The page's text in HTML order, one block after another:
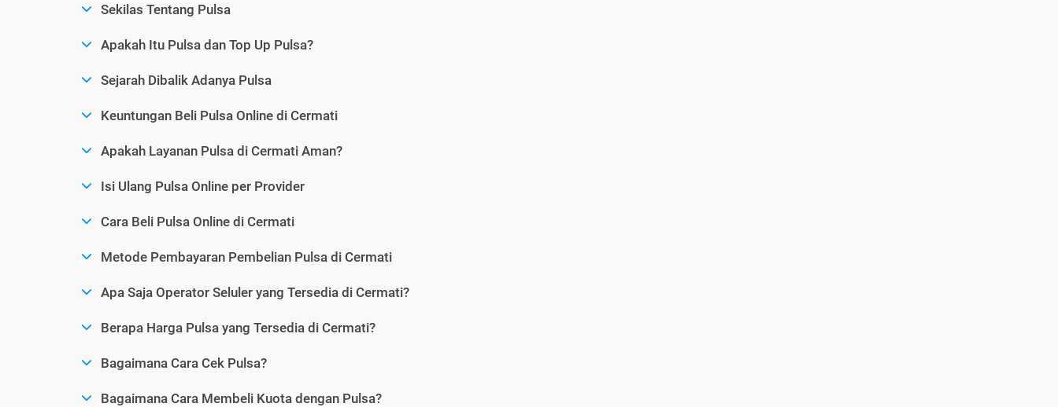
Sekilas Tentang Pulsa
Apakah Itu Pulsa dan Top Up Pulsa?
Sejarah Dibalik Adanya Pulsa
Keuntungan Beli Pulsa Online di Cermati
Apakah Layanan Pulsa di Cermati Aman?
Isi Ulang Pulsa Online per Provider
Cara Beli Pulsa Online di Cermati
Metode Pembayaran Pembelian Pulsa di Cermati
Apa Saja Operator Seluler yang Tersedia di Cermati?
Berapa Harga Pulsa yang Tersedia di Cermati?
Bagaimana Cara Cek Pulsa?
Bagaimana Cara Membeli Kuota dengan Pulsa?